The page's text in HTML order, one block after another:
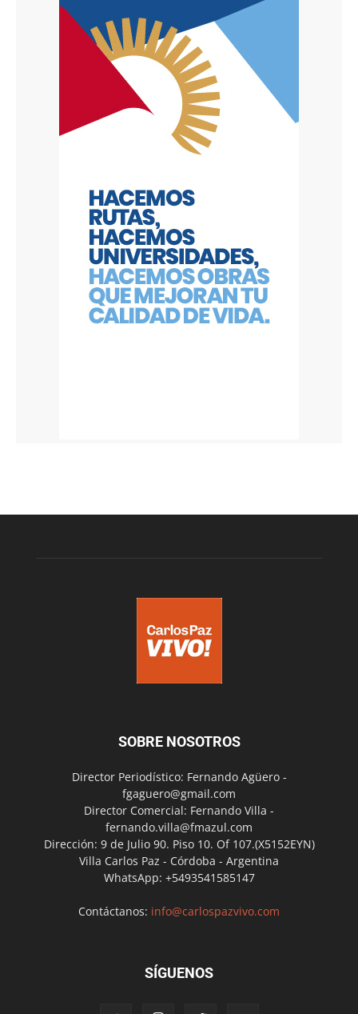
SOBRE NOSOTROS
Director Periodístico: Fernando Agüero -
fgaguero@gmail.com
Director Comercial: Fernando Villa -
fernando.villa@fmazul.com
Dirección: 9 de Julio 90. Piso 10. Of 107.(X5152EYN)
Villa Carlos Paz - Córdoba - Argentina
WhatsApp: +5493541585147
Contáctanos: info@carlospazvivo.com
SÍGUENOS